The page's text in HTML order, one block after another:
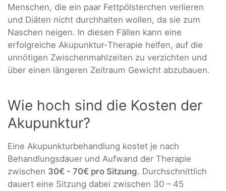
Menschen, die ein paar Fettpölsterchen verlieren
und Diäten nicht durchhalten wollen, da sie zum
Naschen neigen. In diesen Fällen kann eine
erfolgreiche Akupunktur-Therapie helfen, auf die
unnötigen Zwischenmahlzeiten zu verzichten und
über einen längeren Zeitraum Gewicht abzubauen.
Wie hoch sind die Kosten der
Akupunktur?
Eine Akupunkturbehandlung kostet je nach
Behandlungsdauer und Aufwand der Therapie
zwischen 30€ - 70€ pro Sitzung. Durchschnittlich
dauert eine Sitzung dabei zwischen 30 – 45